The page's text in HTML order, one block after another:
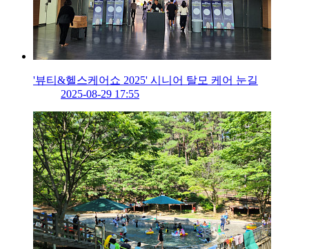
'뷰티&헬스케어쇼 2025' 시니어 탈모 케어 눈길
2025-08-29 17:55